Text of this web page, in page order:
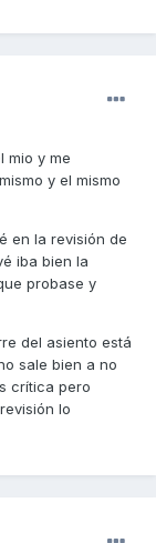
mio y me
y el mismo
en la revisión de
iba bien la
probase y
del asiento está
sale bien a no
crítica pero
lo